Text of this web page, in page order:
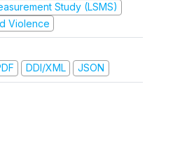
Study (LSMS)
Violence
DDI/XML JSON